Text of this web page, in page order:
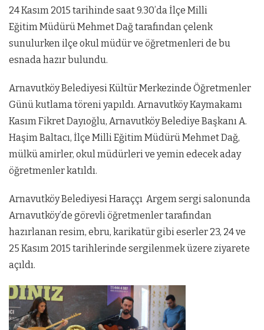
24 Kasım 2015 tarihinde saat 9.30’da İlçe Milli
Eğitim Müdürü Mehmet Dağ tarafından çelenk
sunulurken ilçe okul müdür ve öğretmenleri de bu
esnada hazır bulundu.
Arnavutköy Belediyesi Kültür Merkezinde Öğretmenler
Günü kutlama töreni yapıldı. Arnavutköy Kaymakamı
Kasım Fikret Dayıoğlu, Arnavutköy Belediye Başkanı A.
Haşim Baltacı, İlçe Milli Eğitim Müdürü Mehmet Dağ,
mülkü amirler, okul müdürleri ve yemin edecek aday
öğretmenler katıldı.
Arnavutköy Belediyesi Haraççı Argem sergi salonunda
Arnavutköy’de görevli öğretmenler tarafından
hazırlanan resim, ebru, karikatür gibi eserler 23, 24 ve
25 Kasım 2015 tarihlerinde sergilenmek üzere ziyarete
açıldı.